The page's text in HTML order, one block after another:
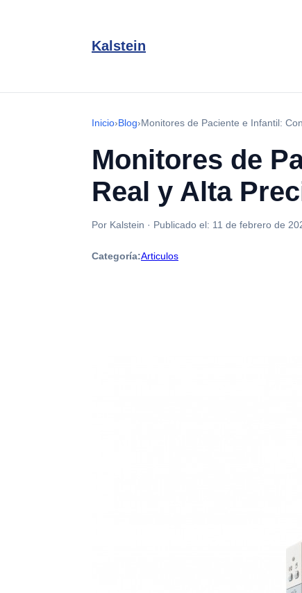
Kalstein
Inicio›Blog›Monitores de Paciente e Infantil:
Monitores de
Real y Alta
Por Kalstein · Publicado el: 11 de febrero de
Categoría:Articulos